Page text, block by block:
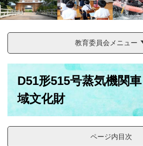
教育委員会メニュー
D51形515号蒸気機関
域文化財
ページ内目次